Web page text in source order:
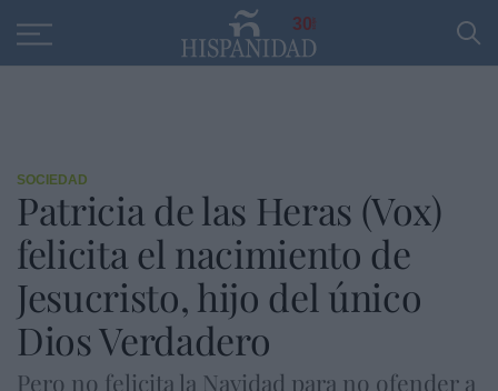
30
SOCIEDAD
Patricia de las Heras (Vox)
felicita el nacimiento de
Jesucristo, hijo del único
Dios Verdadero
Pero no felicita la Navidad para no ofender a